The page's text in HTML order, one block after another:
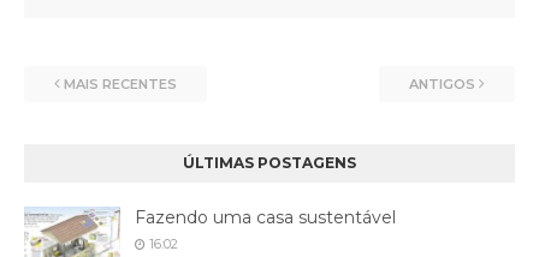
MAIS RECENTES ANTIGOS
ÚLTIMAS POSTAGENS
Fazendo uma casa sustentável
16:02